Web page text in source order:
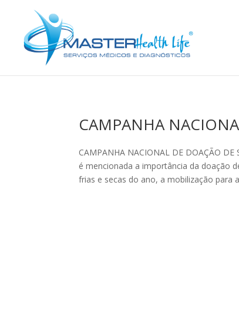
CAMPANHA
CAMPANHA NACIONAL DE DOAÇÃO
é mencionada a importância da doação
frias e secas do ano, a mobilização para